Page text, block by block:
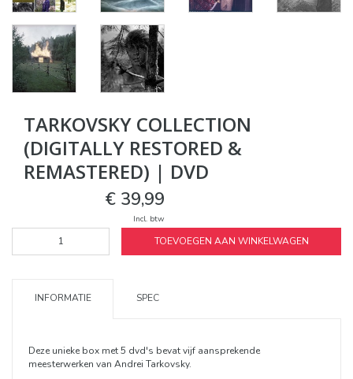
TARKOVSKY COLLECTION
(DIGITALLY RESTORED &
REMASTERED) | DVD
€ 39,99
Incl. btw
TOEVOEGEN AAN WINKELWAGEN
INFORMATIE SPEC
Deze unieke box met 5 dvd's bevat vijf aansprekende
meesterwerken van Andrei Tarkovsky.